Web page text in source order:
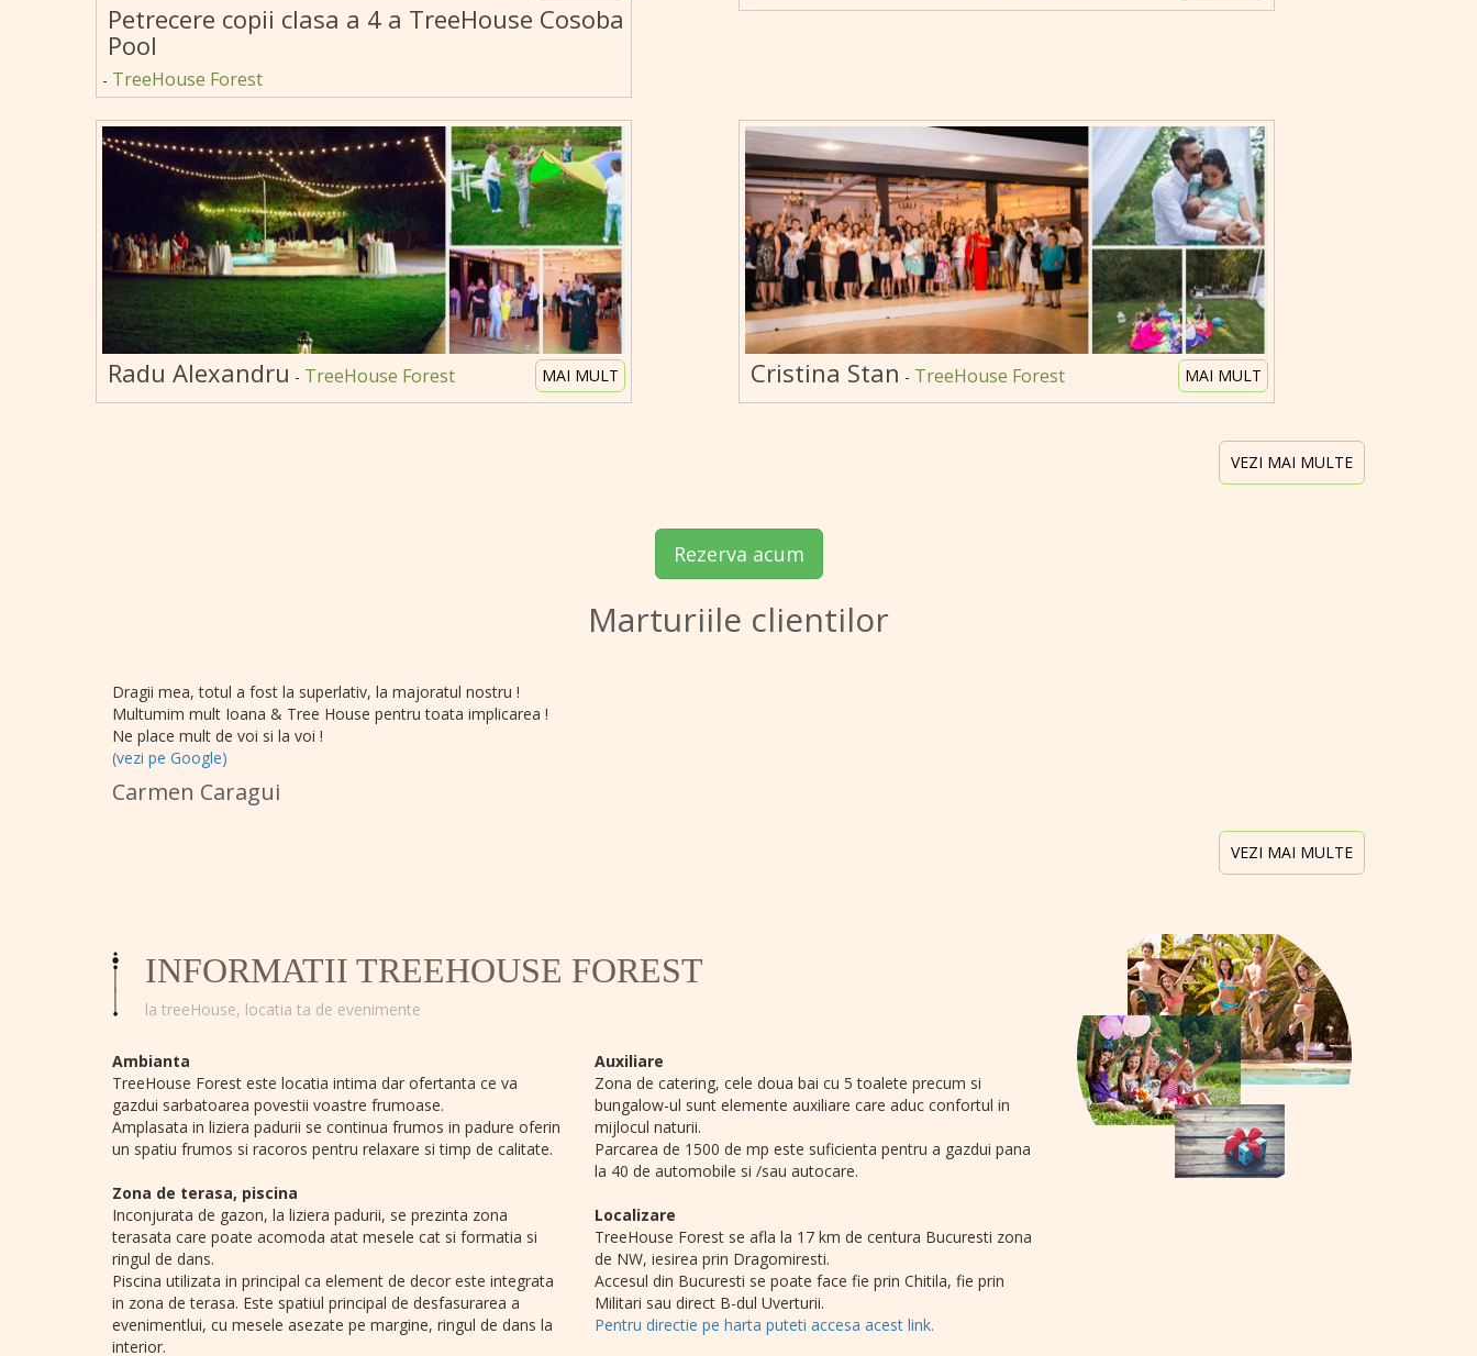
Petrecere copii clasa a 4 a TreeHouse Cosoba
Pool
- TreeHouse Forest
MAI MULT
Radu Alexandru - TreeHouse Forest MAI MULT
Cristina Stan - TreeHouse Forest
VEZI MAI MULTE
Rezerva acum
Marturiile clientilor
Dragii mea, totul a fost la superlativ, la majoratul nostru !
Multumim mult Ioana & Tree House pentru toata implicarea !
Ne place mult de voi si la voi !
(vezi pe Google)
Carmen Caragui
VEZI MAI MULTE
INFORMATII TREEHOUSE FOREST
la treeHouse, locatia ta de evenimente
Ambianta
TreeHouse Forest este locatia intima dar ofertanta ce va
gazdui sarbatoarea povestii voastre frumoase.
Amplasata in liziera padurii se continua frumos in padure oferin
un spatiu frumos si racoros pentru relaxare si timp de calitate.
Zona de terasa, piscina
Inconjurata de gazon, la liziera padurii, se prezinta zona
terasata care poate acomoda atat mesele cat si formatia si
ringul de dans.
Piscina utilizata in principal ca element de decor este integrata
in zona de terasa. Este spatiul principal de desfasurarea a
evenimentlui, cu mesele asezate pe margine, ringul de dans la
interior.
Auxiliare
Zona de catering, cele doua bai cu 5 toalete precum si
bungalow-ul sunt elemente auxiliare care aduc confortul in
mijlocul naturii.
Parcarea de 1500 de mp este suficienta pentru a gazdui pana
la 40 de automobile si /sau autocare.
Localizare
TreeHouse Forest se afla la 17 km de centura Bucuresti zona
de NW, iesirea prin Dragomiresti.
Accesul din Bucuresti se poate face fie prin Chitila, fie prin
Militari sau direct B-dul Uverturii.
Pentru directie pe harta puteti accesa acest link.